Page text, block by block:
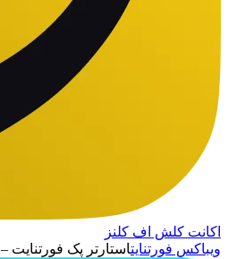
اکانت کلش اف کلنز
ویباکس فورتنایتاستارتر پک فورتنایت – Sun & Scales Pack